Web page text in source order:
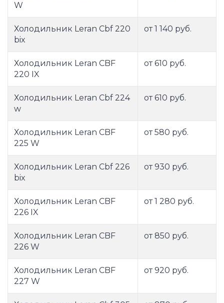
W
Холодильник Leran Cbf 220
bix
от 1 140 руб.
Холодильник Leran CBF
220 IX
от 610 руб.
Холодильник Leran Cbf 224
w
от 610 руб.
Холодильник Leran CBF
225 W
от 580 руб.
Холодильник Leran Cbf 226
bix
от 930 руб.
Холодильник Leran CBF
226 IX
от 1 280 руб.
Холодильник Leran CBF
226 W
от 850 руб.
Холодильник Leran CBF
227 W
от 920 руб.